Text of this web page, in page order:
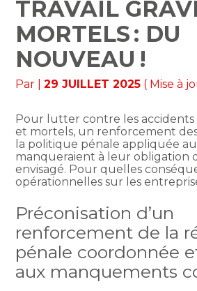
TRAVAIL
MORTELS : DU
NOUVEAU !
Par |29 JUILLET 2025 ( Mise à
Pour lutter contre les accidents
et mortels, un renforcement
la politique pénale appliquée
manqueraient à leur obligation
envisagé. Pour quelles
opérationnelles sur les
Préconisation d’un
renforcement de la
pénale coordonnée
aux manquements